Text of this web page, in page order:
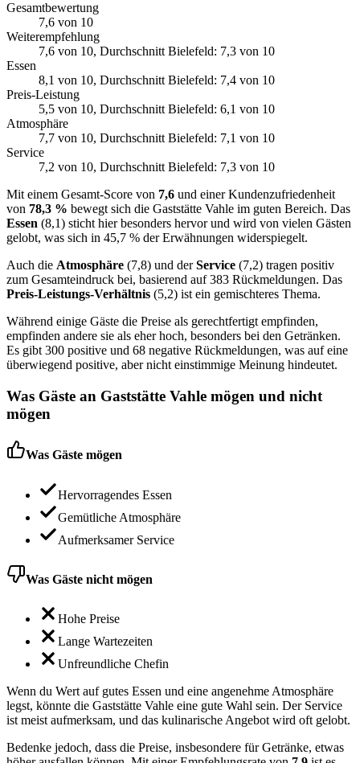
Gesamtbewertung
7,6 von 10
Weiterempfehlung
7,6 von 10, Durchschnitt Bielefeld: 7,3 von 10
Essen
8,1 von 10, Durchschnitt Bielefeld: 7,4 von 10
Preis-Leistung
5,5 von 10, Durchschnitt Bielefeld: 6,1 von 10
Atmosphäre
7,7 von 10, Durchschnitt Bielefeld: 7,1 von 10
Service
7,2 von 10, Durchschnitt Bielefeld: 7,3 von 10
Mit einem Gesamt-Score von 7,6 und einer Kundenzufriedenheit
von 78,3 % bewegt sich die Gaststätte Vahle im guten Bereich. Das
Essen (8,1) sticht hier besonders hervor und wird von vielen Gästen
gelobt, was sich in 45,7 % der Erwähnungen widerspiegelt.
Auch die Atmosphäre (7,8) und derService (7,2) tragen positiv
zum Gesamteindruck bei, basierend auf 383 Rückmeldungen. Das
Preis-Leistungs-Verhältnis (5,2) ist ein gemischteres Thema.
Während einige Gäste die Preise als gerechtfertigt empfinden,
empfinden andere sie als eher hoch, besonders bei den Getränken.
Es gibt 300 positive und 68 negative Rückmeldungen, was auf eine
überwiegend positive, aber nicht einstimmige Meinung hindeutet.
Was Gäste an Gaststätte Vahle mögen und nicht
mögen
Was Gäste mögen
Hervorragendes Essen
Gemütliche Atmosphäre
Aufmerksamer Service
Was Gäste nicht mögen
Hohe Preise
Lange Wartezeiten
Unfreundliche Chefin
Wenn du Wert auf gutes Essen und eine angenehme Atmosphäre
legst, könnte die Gaststätte Vahle eine gute Wahl sein. Der Service
ist meist aufmerksam, und das kulinarische Angebot wird oft gelobt.
Bedenke jedoch, dass die Preise, insbesondere für Getränke, etwas